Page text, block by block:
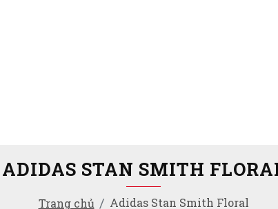
Trang chủ Adidas Stan Smith Floral
ADIDAS STAN SMITH